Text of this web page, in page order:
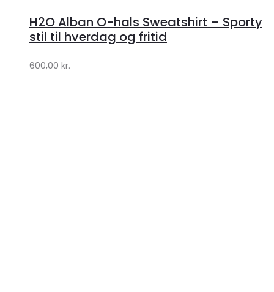
Lykke
Lykke
H2O Alban O-hals Sweatshirt – Sporty
stil til hverdag og fritid
600,00 kr.